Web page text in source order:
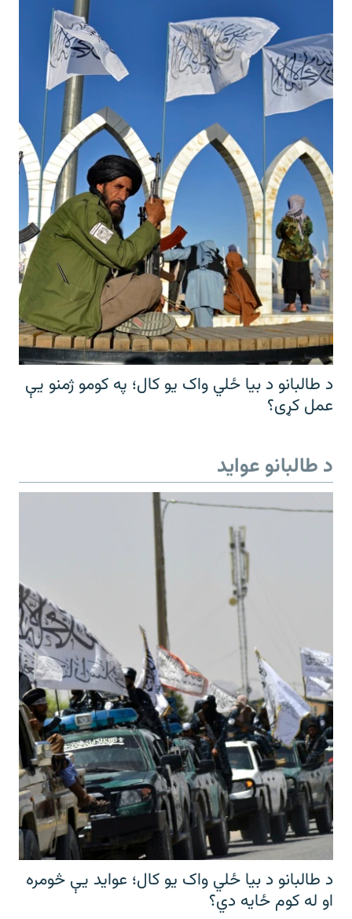
د طالبانو د بیا ځلي واک یو کال؛ په کومو ژمنو یې
عمل کړی؟
د طالبانو عواید
د طالبانو د بیا ځلي واک یو کال؛ عواید یې څومره
او له کوم ځایه دي؟